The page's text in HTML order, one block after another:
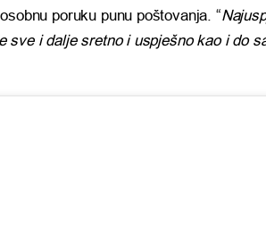
poruku punu poštovanja. “
sve i dalje sretno i uspješno kao i do